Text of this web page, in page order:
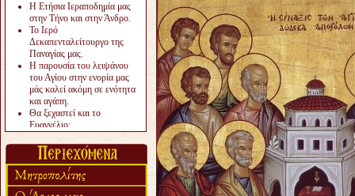
Η Ετήσια Ιεραποδημία μας
στην Τήνο και στην Άνδρο.
Το Ιερό
Δεκαπενταλείτουργο της
Παναγίας μας.
Η παρουσία του λειψάνου
του Αγίου στην ενορία μας
μάς καλεί ακόμη σε ενότητα
και αγάπη.
Θα ξεχαστεί και το
Ευαγγέλιο;
«πολύ αργά».
Ζητείται....